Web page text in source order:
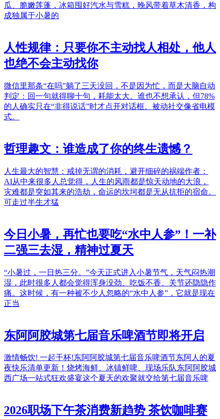
瓜、脆嫩莲蓬，冰箱囤好汽水与雪糕，晚风带着草木清香，构
成独属于小暑的
人性规律：只要你不主动找人相处，他人
也绝不会主动找你
微信里那条“在吗”躺了三天没回，不是因为忙，而是大脑自动
判定：回一句就得聊十句，耗能太大。谁也不想承认，但78%
的人确实只在“非得说话”时才点开对话框。被动社交像省电模
式。
哲理趣文：谁造成了你的终生遗憾？
人生最大的智慧：戒掉无谓的消耗，避开细碎的祸端作者：
AI从中来很多人总觉得，人生的风雨都是惊天动地的大浪，
灾难都是突如其来的浩劫，命运的坎坷都是无从抗拒的宿命。
可走过半生才猛
今日小暑，再忙也要吃“水中人参”！一补
二强三去湿，精神过夏天
“小暑过，一日热三分。”今天正式进入小暑节气，天气闷热潮
湿，此时很多人都会觉得浑身没劲、吃饭不香、关节还隐隐作
痛。这时候，有一种被不少人忽略的“水中人参”，它就是现在
正当
东阿阿胶城第七届音乐啤酒节即将开启
激情畅饮! 一起干杯!东阿阿胶城第七届音乐啤酒节东阿人的夏
夜快乐清单更新！烧烤海鲜、冰镇鲜啤、现场乐队东阿阿胶城
西广场一站式狂欢盛宴这个夏天的欢聚就交给第七届音乐啤
2026职场下午茶消费新趋势 茶饮咖啡赛